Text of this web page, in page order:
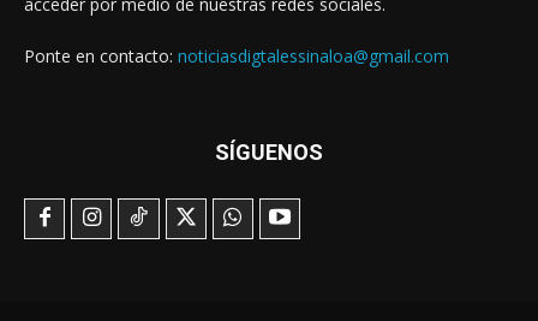
Ponte en contacto: noticiasdigtalessinaloa@gmail.com
SÍGUENOS